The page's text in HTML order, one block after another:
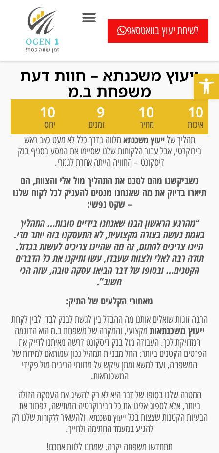
לשיחת יעוץ בוואטסאפ
ייעוץ משכנתא – חוות דעת
משפחת ב.מ
10
איכות
10
מחיר
9
זמנים
10
יחס
תהליך שלייעוץ משכנתא מלווה בדרך כלל לא מעט כאב ראש
בירוקרטי, אבל עבור הלקוחות שלנו שסיימו את המסע בסניף בנק
דיסקונט – החוויה הייתה אחרת לגמרי.
כשביקשנו מהם לסכם את התהליך מול אלי והצוות, הם
תיארו בדיוק את מה שאנחנו מנסים להעניק לכל לקוח שלנו
– שקט נפשי:
“מהרגע הראשון הבנו שאנחנו בידיים טובות… התהליך
באמת נעשה בצורה מקצועית, לא התעסקנו בזה יותר מדי.
היינו צריכים לחתום, זה מה שהיינו צריכים לעשות בגדול.
תודה רבה לאלי ולצוות שעבדו, עשו ותיקנו את כל הדברים
הקטנים… ובסופו של דבר הביאו עסקה טובה, שזה הכי
חשוב”.
מאחורי הקלעים של התיק:
הרבה זוגות שואלים אותנו מה ההבדל בין לגשת לבנק לבד, לבין לקחת
ייעוץ משכנתאות מקצועי, והמקרה של משפחת ב.מ הוא הדוגמה
המדויקת לכך. העבודה מול בנק דיסקונט דרשה מאיתנו לדייק את
הפרטים הקטנים ביותר: החל מבניית תמהיל נכון שמותאם למידות של
המשפחה, ועד למשא ומתן עיקש על מרווחי הריבית מול פקידי
המשכנתאות.
המטרה שלנו בסופו של דבר היא לא רק להשיג את העסקה הזולה
ביותר, אלא לספוג אלינו את כל הבירוקרטיה המתישה, לפתור את
הבעיות הקטנות שצצות בכל ייעוץ משכנתא, ולהשאירללקוחותשלנו רק
להגיע במעמד החתימה ולחייך.
תתחדשו משפחה יקרה. שמחנו ללוות אתכם!
פתח סרגל נגישות